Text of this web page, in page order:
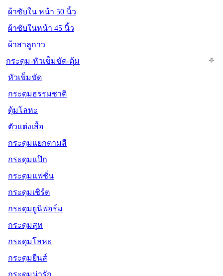
ผ้าซับใน หน้า 50 นิ้ว
ผ้าซับในหน้า 45 นิ้ว
ผ้าสาลูกาว
กระดุม-หัวเข็มขัด-ตุ้ม
หัวเข็มขัด
กระดุมธรรมชาติ
ตุ้มโลหะ
ตัวแต่งเสื้อ
กระดุมแยกตามสี
กระดุมแป๊ก
กระดุมแฟชั่น
กระดุมเชิร์ต
กระดุมยูนิฟอร์ม
กระดุมสูท
กระดุมโลหะ
กระดุมยีนส์
กระดุมน่ารัก